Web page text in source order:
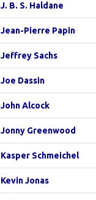
J. B. S. Haldane
Jean-Pierre Papin
Jeffrey Sachs
Joe Dassin
John Alcock
Jonny Greenwood
Kasper Schmeichel
Kevin Jonas